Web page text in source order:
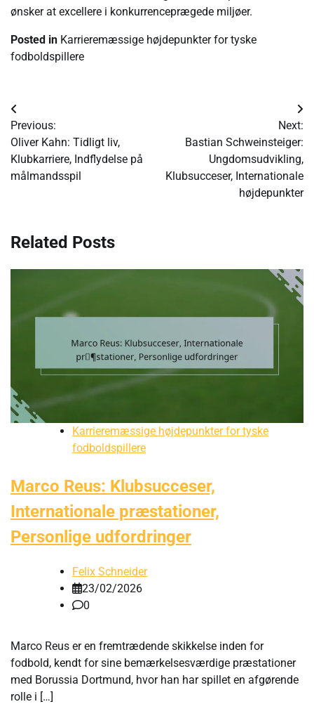
ønsker at excellere i konkurrenceprægede miljøer.
Posted in Karrieremæssige højdepunkter for tyske
fodboldspillere
Post
navigation
Previous:
Oliver Kahn: Tidligt liv,
Klubkarriere, Indflydelse på
målmandsspil
Next:
Bastian Schweinsteiger:
Ungdomsudvikling,
Klubsucceser, Internationale
højdepunkter
Related Posts
Karrieremæssige højdepunkter for tyske
fodboldspillere
Marco Reus: Klubsucceser,
Internationale præstationer,
Personlige udfordringer
Felix Schneider
23/02/2026
0
Marco Reus er en fremtrædende skikkelse inden for
fodbold, kendt for sine bemærkelsesværdige præstationer
med Borussia Dortmund, hvor han har spillet en afgørende
rolle i […]